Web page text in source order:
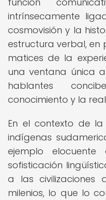
intrínsecamente
cosmovisión y la
estructura verbal, en
matices de la
una ventana única
hablantes
conocimiento y la
En el contexto de
indígenas
ejemplo
sofisticación
a las
milenios, lo que lo